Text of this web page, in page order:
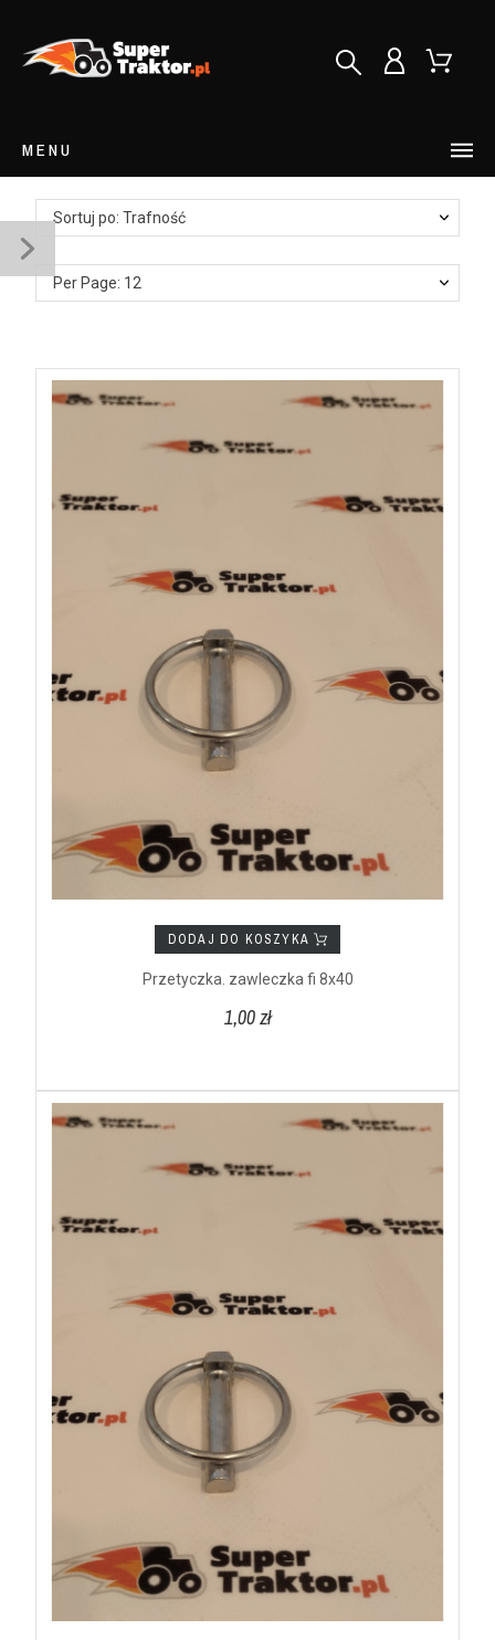
MENU
Sortuj po: Trafność
Per Page: 12
DODAJ DO KOSZYKA
Przetyczka. zawleczka fi 8x40
1,00 zł